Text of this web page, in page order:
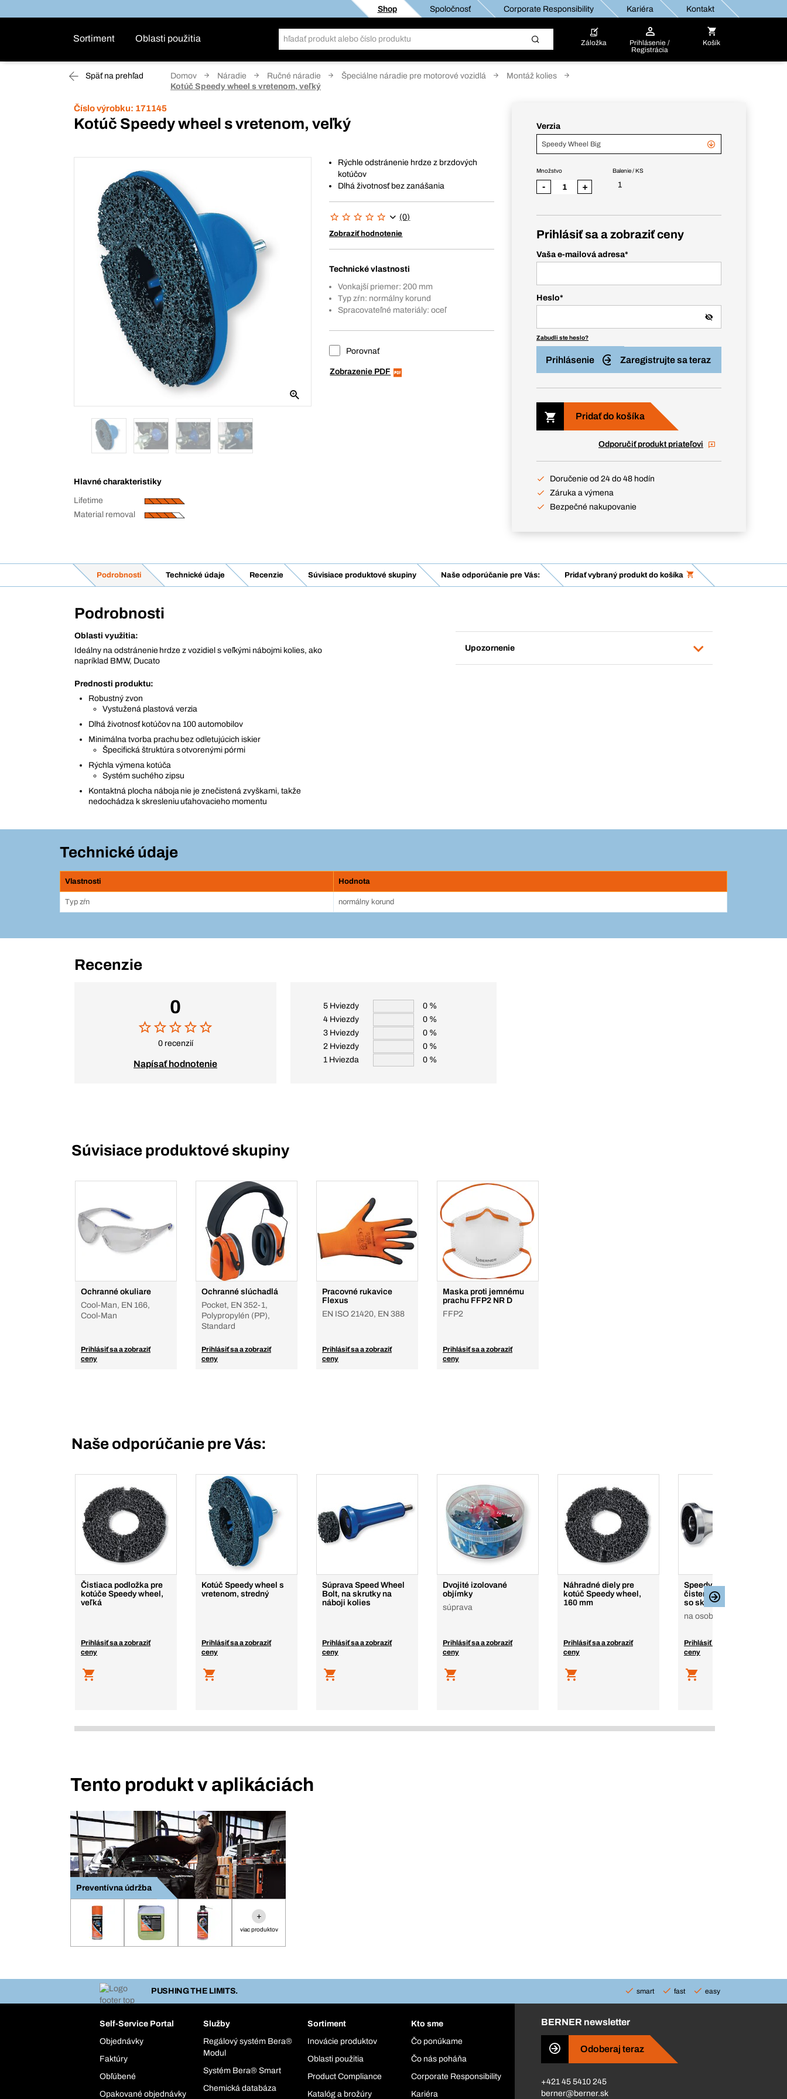
Shop Spoločnosť Corporate Responsibility Kariéra Kontakt
Sortiment Oblasti použitia Záložka
Prihlásenie /
Registrácia
Košík
Späť na prehľad Domov Náradie Ručné náradie Špeciálne náradie pre motorové vozidlá
Montáž kolies
Kotúč Speedy wheel s vretenom, veľký
Číslo výrobku: 171145
Kotúč Speedy wheel s vretenom, veľký
Hlavné charakteristiky
Lifetime
Material removal
Rýchle odstránenie hrdze z brzdových
kotúčov
Dlhá životnosť bez zanášania
(0)
Zobraziť hodnotenie
Technické vlastnosti
Vonkajší priemer: 200 mm
Typ zŕn: normálny korund
Spracovateľné materiály: oceľ
Porovnať
Zobrazenie PDF
Verzia
Speedy Wheel Big
Balenie / KS
1
Množstvo
- +
Prihlásiť sa a zobraziť ceny
Vaša e-mailová adresa*
Heslo*
Zabudli ste heslo?
Prihlásenie Zaregistrujte sa teraz
Pridať do košíka
Odporučiť produkt priateľovi
Doručenie od 24 do 48 hodín
Záruka a výmena
Bezpečné nakupovanie
Podrobnosti Technické údaje Recenzie Súvisiace produktové skupiny Naše odporúčanie pre Vás: Pridať vybraný produkt do košíka
Podrobnosti
Oblasti využitia:
Ideálny na odstránenie hrdze z vozidiel s veľkými nábojmi kolies, ako
napríklad BMW, Ducato
Prednosti produktu:
Robustný zvon
Vystužená plastová verzia
Dlhá životnosť kotúčov na 100 automobilov
Minimálna tvorba prachu bez odletujúcich iskier
Špecifická štruktúra s otvorenými pórmi
Rýchla výmena kotúča
Systém suchého zipsu
Kontaktná plocha náboja nie je znečistená zvyškami, takže
nedochádza k skresleniu uťahovacieho momentu
Upozornenie
Technické údaje
Vlastnosti Hodnota
Typ zŕn normálny korund
Recenzie
0
0 recenzií
Napísať hodnotenie
5 Hviezdy
0 %
4 Hviezdy
0 %
3 Hviezdy
0 %
2 Hviezdy
0 %
1 Hviezda
0 %
Súvisiace produktové skupiny
Ochranné okuliare
Cool-Man, EN 166,
Cool-Man
Prihlásiť sa a zobraziť
ceny
Ochranné slúchadlá
Pocket, EN 352-1,
Polypropylén (PP),
Standard
Prihlásiť sa a zobraziť
ceny
Pracovné rukavice
Flexus
EN ISO 21420, EN 388
Prihlásiť sa a zobraziť
ceny
Maska proti jemnému
prachu FFP2 NR D
FFP2
Prihlásiť sa a zobraziť
ceny
Naše odporúčanie pre Vás:
Čistiaca podložka pre
kotúče Speedy wheel,
veľká
Prihlásiť sa a zobraziť
ceny
Kotúč Speedy wheel s
vretenom, stredný
Prihlásiť sa a zobraziť
ceny
Súprava Speed Wheel
Bolt, na skrutky na
náboji kolies
Prihlásiť sa a zobraziť
ceny
Dvojité izolované
objímky
súprava
Prihlásiť sa a zobraziť
ceny
Náhradné diely pre
kotúč Speedy wheel,
160 mm
Prihlásiť sa a zobraziť
ceny
Speedy Wheel Alu na
čistenie prírub kolies
so skrutkami
na osobné vozidlá
Prihlásiť sa a zobraziť
ceny
Tento produkt v aplikáciách
Preventívna údržba
+
viac produktov
PUSHING THE LIMITS. smart fast easy
Self-Service Portal
Objednávky
Faktúry
Obľúbené
Opakované objednávky
Služby
Regálový systém Bera®
Modul
Systém Bera® Smart
Chemická databáza
Sortiment
Inovácie produktov
Oblasti použitia
Product Compliance
Katalóg a brožúry
Kto sme
Čo ponúkame
Čo nás poháňa
Corporate Responsibility
Kariéra
BERNER newsletter
Odoberaj teraz
+421 45 5410 245
berner@berner.sk